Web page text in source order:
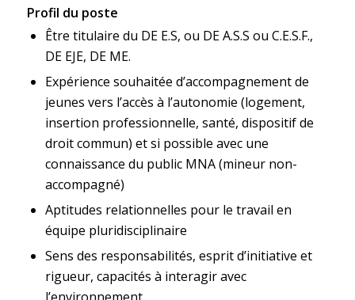
Profil du poste
Être titulaire du DE E.S, ou DE A.S.S ou C.E.S.F.,
DE EJE, DE ME.
Expérience souhaitée d’accompagnement de
jeunes vers l’accès à l’autonomie (logement,
insertion professionnelle, santé, dispositif de
droit commun) et si possible avec une
connaissance du public MNA (mineur non-
accompagné)
Aptitudes relationnelles pour le travail en
équipe pluridisciplinaire
Sens des responsabilités, esprit d’initiative et
rigueur, capacités à interagir avec